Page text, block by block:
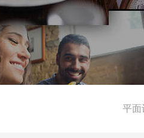
平面